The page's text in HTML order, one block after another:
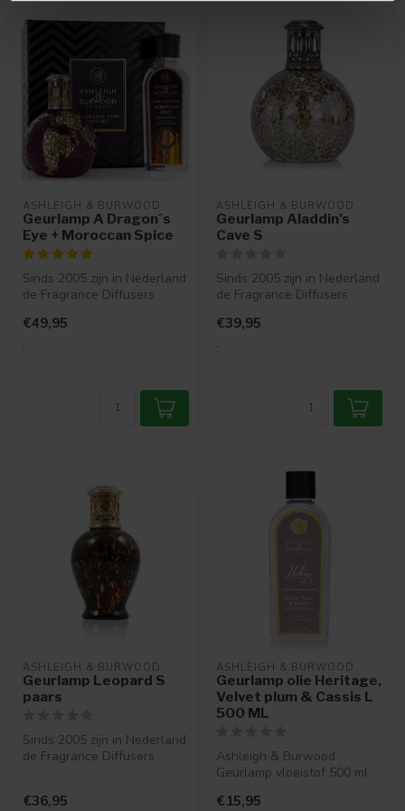
ASHLEIGH & BURWOOD
Geurlamp A Dragon´s
Eye + Moroccan Spice
Sinds 2005 zijn in Nederland
de Fragrance Diffusers
...
€49,95
.
.
ASHLEIGH & BURWOOD
Geurlamp Aladdin's
Cave S
Sinds 2005 zijn in Nederland
de Fragrance Diffusers
...
€39,95
.
.
ASHLEIGH & BURWOOD
Geurlamp Leopard S
paars
Sinds 2005 zijn in Nederland
de Fragrance Diffusers
€36,95
ASHLEIGH & BURWOOD
Geurlamp olie Heritage,
Velvet plum & Cassis L
500 ML
Ashleigh & Burwood
Geurlamp vloeistof 500 ml
afkomstig ...
€15,95